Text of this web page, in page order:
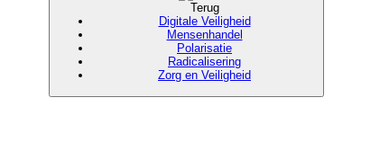
Terug
Digitale Veiligheid
Mensenhandel
Polarisatie
Radicalisering
Zorg en Veiligheid